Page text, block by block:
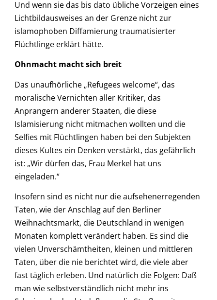
Und wenn sie das bis dato übliche Vorzeigen eines
Lichtbildausweises an der Grenze nicht zur
islamophoben Diffamierung traumatisierter
Flüchtlinge erklärt hätte.
Ohnmacht macht sich breit
Das unaufhörliche „Refugees welcome“, das
moralische Vernichten aller Kritiker, das
Anprangern anderer Staaten, die diese
Islamisierung nicht mitmachen wollten und die
Selfies mit Flüchtlingen haben bei den Subjekten
dieses Kultes ein Denken verstärkt, das gefährlich
ist: „Wir dürfen das, Frau Merkel hat uns
eingeladen.“
Insofern sind es nicht nur die aufsehenerregenden
Taten, wie der Anschlag auf den Berliner
Weihnachtsmarkt, die Deutschland in wenigen
Monaten komplett verändert haben. Es sind die
vielen Unverschämtheiten, kleinen und mittleren
Taten, über die nie berichtet wird, die viele aber
fast täglich erleben. Und natürlich die Folgen: Daß
man wie selbstverständlich nicht mehr ins